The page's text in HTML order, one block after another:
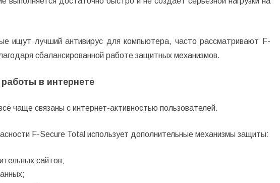
ищут лучший антивирус для компьютера, часто рассматривают F-
сбалансированной работе защитных механизмов.
в интернете
чаще связаны с интернет-активностью пользователей.
F-Secure Total использует дополнительные механизмы защиты:
сайтов;